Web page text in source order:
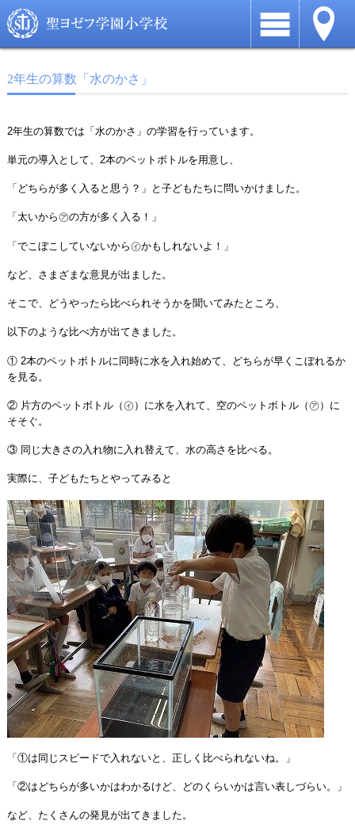
2年生の算数「水のかさ」
2年生の算数では「水のかさ」の学習を行っています。
単元の導入として、2本のペットボトルを用意し、
「どちらが多く入ると思う？」と子どもたちに問いかけました。
「太いから㋐の方が多く入る！」
「でこぼこしていないから㋑かもしれないよ！」
など、さまざまな意見が出ました。
そこで、どうやったら比べられそうかを聞いてみたところ、
以下のような比べ方が出てきました。
① 2本のペットボトルに同時に水を入れ始めて、どちらが早くこぼれるか
を見る。
② 片方のペットボトル（㋑）に水を入れて、空のペットボトル（㋐）に
そそぐ。
③ 同じ大きさの入れ物に入れ替えて、水の高さを比べる。
実際に、子どもたちとやってみると
「①は同じスピードで入れないと、正しく比べられないね。」
「②はどちらが多いかはわかるけど、どのくらいかは言い表しづらい。」
など、たくさんの発見が出てきました。